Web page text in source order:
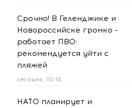
Срочно! В Геленджике и
Новороссийске громко -
работает ПВО:
рекомендуется уйти с
пляжей
сегодня, 10:13
НАТО планирует и